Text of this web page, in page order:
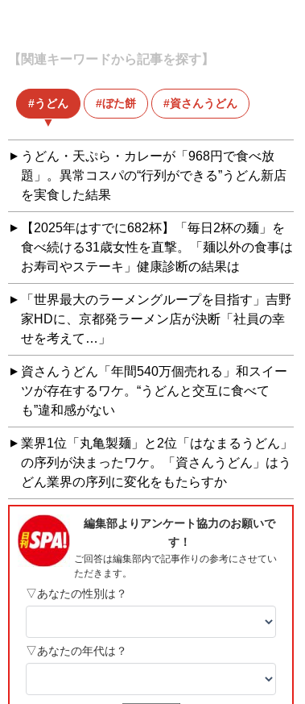
【関連キーワードから記事を探す】
うどん ぼた餅 資さんうどん
うどん・天ぷら・カレーが「968円で食べ放
題」。異常コスパの“行列ができる”うどん新店
を実食した結果
【2025年はすでに682杯】「毎日2杯の麺」を
食べ続ける31歳女性を直撃。「麺以外の食事は
お寿司やステーキ」健康診断の結果は
「世界最大のラーメングループを目指す」吉野
家HDに、京都発ラーメン店が決断「社員の幸
せを考えて…」
資さんうどん「年間540万個売れる」和スイー
ツが存在するワケ。“うどんと交互に食べて
も”違和感がない
業界1位「丸亀製麺」と2位「はなまるうどん」
の序列が決まったワケ。「資さんうどん」はう
どん業界の序列に変化をもたらすか